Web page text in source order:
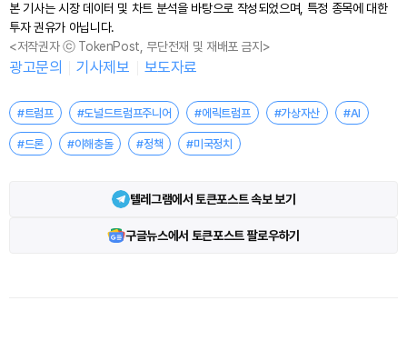
본 기사는 시장 데이터 및 차트 분석을 바탕으로 작성되었으며, 특정 종목에 대한
투자 권유가 아닙니다.
<저작권자 ⓒ TokenPost, 무단전재 및 재배포 금지>
광고문의 기사제보 보도자료
#트럼프 #도널드트럼프주니어 #에릭트럼프 #가상자산 #AI
#드론 #이해충돌 #정책 #미국정치
텔레그램에서 토큰포스트 속보 보기
구글뉴스에서 토큰포스트 팔로우하기